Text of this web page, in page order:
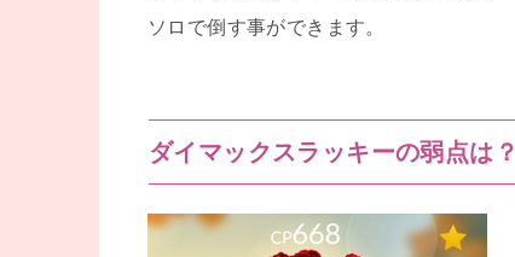
ソロで倒す事ができます。
ダイマックスラッキーの弱点は？